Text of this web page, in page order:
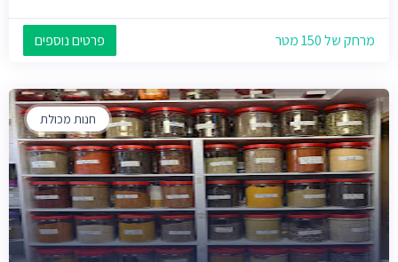
מרחק של 150 מטר פרטים נוספים
חנות מכולת